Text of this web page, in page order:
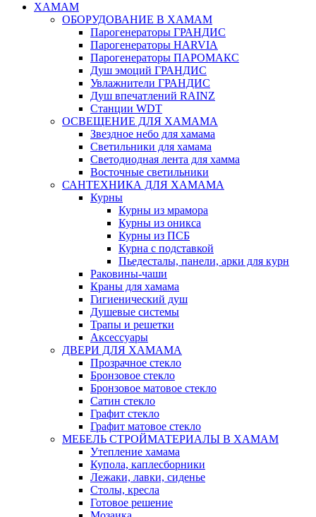
ХАМАМ
ОБОРУДОВАНИЕ В ХАМАМ
Парогенераторы ГРАНДИС
Парогенераторы HARVIA
Парогенераторы ПАРОМАКС
Душ эмоций ГРАНДИС
Увлажнители ГРАНДИС
Душ впечатлений RAINZ
Станции WDT
ОСВЕЩЕНИЕ ДЛЯ ХАМАМА
Звездное небо для хамама
Светильники для хамама
Светодиодная лента для хамма
Восточные светильники
САНТЕХНИКА ДЛЯ ХАМАМА
Курны
Курны из мрамора
Курны из оникса
Курны из ПСБ
Курна с подставкой
Пьедесталы, панели, арки для курн
Раковины-чаши
Краны для хамама
Гигиенический душ
Душевые системы
Трапы и решетки
Аксессуары
ДВЕРИ ДЛЯ ХАМАМА
Прозрачное стекло
Бронзовое стекло
Бронзовое матовое стекло
Сатин стекло
Графит стекло
Графит матовое стекло
МЕБЕЛЬ СТРОЙМАТЕРИАЛЫ В ХАМАМ
Утепление хамама
Купола, каплесборники
Лежаки, лавки, сиденье
Столы, кресла
Готовое решение